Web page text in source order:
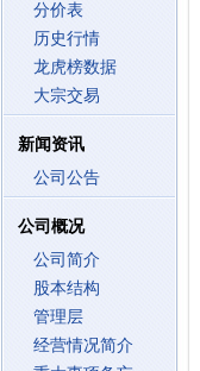
分价表
历史行情
龙虎榜数据
大宗交易
新闻资讯
公司公告
公司概况
公司简介
股本结构
管理层
经营情况简介